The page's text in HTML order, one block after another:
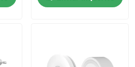
Zigbee
controle de voz Alexa